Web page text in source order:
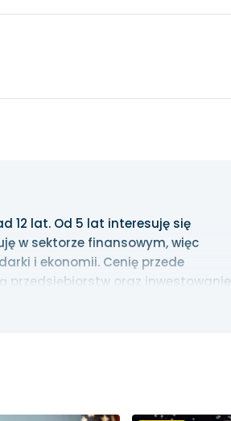
12 lat. Od 5 lat interesuję się
w sektorze finansowym, więc
i ekonomii. Cenię przede
oraz inwestowanie